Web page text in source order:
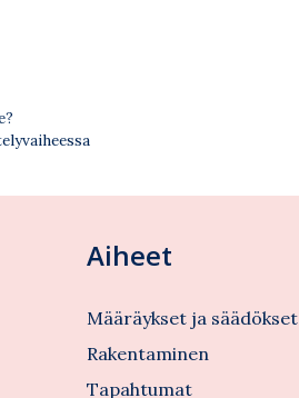
Aiheet
Määräykset ja säädökset
Rakentaminen
Tapahtumat